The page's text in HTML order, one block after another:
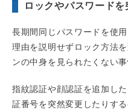
ロックやパスワードを
長期間同じパスワードを使
理由を説明せずロック方法
ンの中身を見られたくない
指紋認証や顔認証を追加し
証番号を突然変更したりする